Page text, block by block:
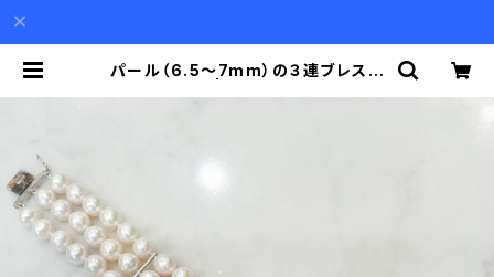
パール（6.5〜7mm）の３連ブレスレ